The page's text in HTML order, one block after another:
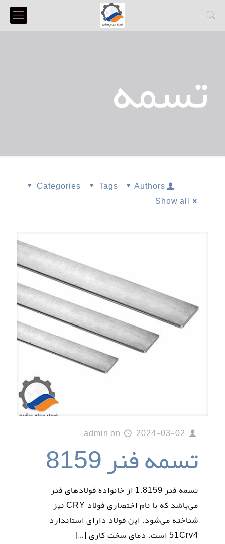
تسمه
Categories Tags
Authors
Show all
adminon 2024-03-02
تسمه فنر 8159
تسمه فنر 1.8159 از خانواده فولادهای فنر
می‌باشد که با نام اختصاری فولاد CRY نیز
شناخته می‌شود. این فولاد دارای استاندارد
51Crv4 است. دمای سخت کاری
[…]